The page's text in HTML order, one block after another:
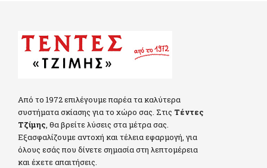
Από το 1972 επιλέγουμε παρέα τα καλύτερα
συστήματα σκίασης για το χώρο σας. Στις Τέντες
Τζίμης, θα βρείτε λύσεις στα μέτρα σας.
Εξασφαλίζουμε αντοχή και τέλεια εφαρμογή, για
όλους εσάς που δίνετε σημασία στη λεπτομέρεια
και έχετε απαιτήσεις.